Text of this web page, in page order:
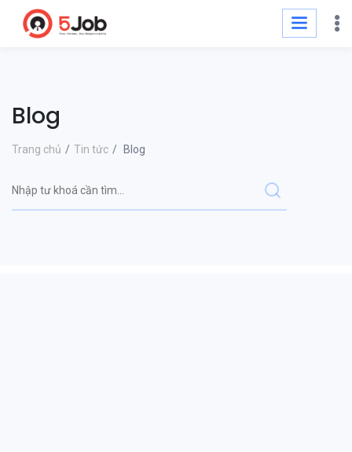
Blog
Trang chủ Tin tức Blog